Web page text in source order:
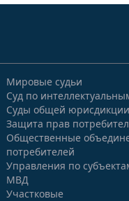
Мировые судьи
Суд по
Суды общей юрисдикции
Защита прав
Общественные
потребителей
Управления по
МВД
Участковые